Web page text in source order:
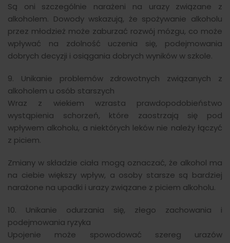
Są oni szczególnie narażeni na urazy związane z
alkoholem. Dowody wskazują, że spożywanie alkoholu
przez młodzież może zaburzać rozwój mózgu, co może
wpływać na zdolność uczenia się, podejmowania
dobrych decyzji i osiągania dobrych wyników w szkole.
9. Unikanie problemów zdrowotnych związanych z
alkoholem u osób starszych
Wraz z wiekiem wzrasta prawdopodobieństwo
wystąpienia schorzeń, które zaostrzają się pod
wpływem alkoholu, a niektórych leków nie należy łączyć
z piciem.
Zmiany w składzie ciała mogą oznaczać, że alkohol ma
na ciebie większy wpływ, a osoby starsze są bardziej
narażone na upadki i urazy związane z piciem alkoholu.
10. Unikanie odurzania się, złego zachowania i
podejmowania ryzyka
Upojenie może spowodować szereg urazów